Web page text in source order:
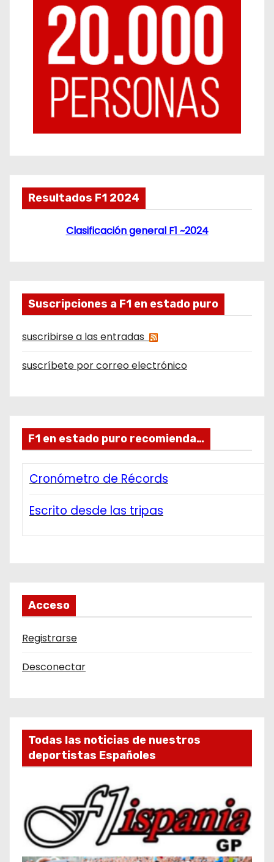
Resultados F1 2024
Clasificación general F1 ~2024
Suscripciones a F1 en estado puro
suscribirse a las entradas
suscríbete por correo electrónico
F1 en estado puro recomienda…
Cronómetro de Récords
Escrito desde las tripas
Acceso
Registrarse
Desconectar
Todas las noticias de nuestros
deportistas Españoles